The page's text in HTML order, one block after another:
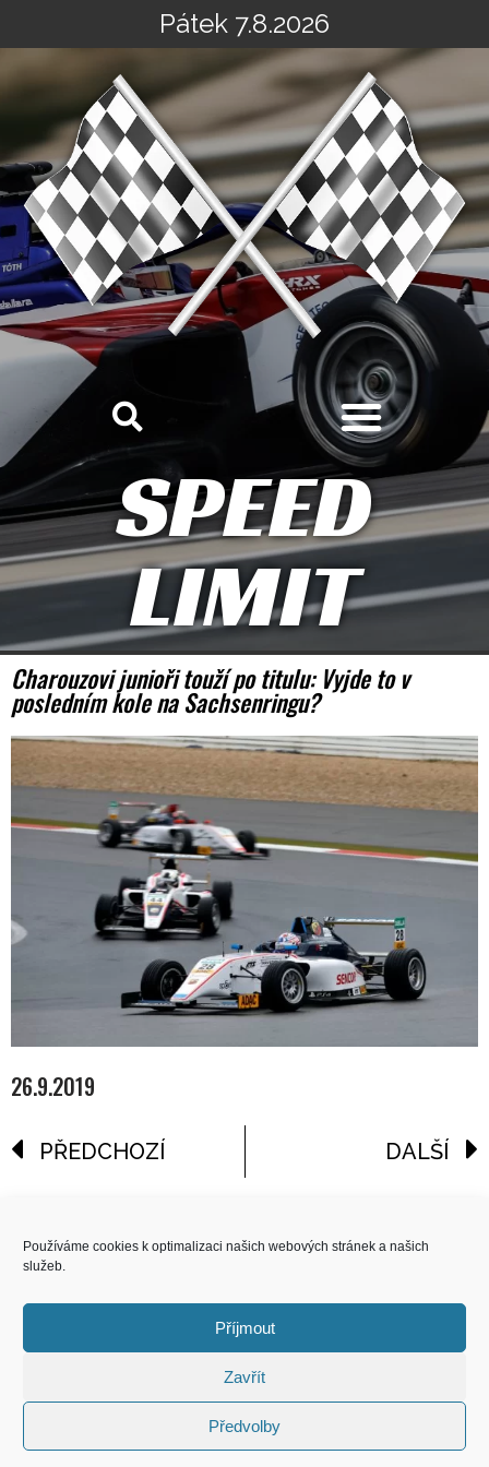
Používáme cookies k optimalizaci našich webových stránek a našich
služeb.
Příjmout
Zavřít
Předvolby
na
Pátek 7.8.2026
SPEED
LIMIT
Charouzovi junioři touží po titulu: Vyjde to v
posledním kole na Sachsenringu?
26.9.2019
PŘEDCHOZÍ DALŠÍ
COPYRIGHT
© 2026 Speed Limit,
All Rights Reserved